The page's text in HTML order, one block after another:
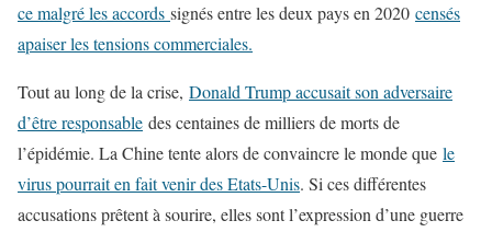
ce malgré les accords signés entre les deux pays en 2020 censés
apaiser les tensions commerciales.
Tout au long de la crise, Donald Trump accusait son adversaire
d’être responsable des centaines de milliers de morts de
l’épidémie. La Chine tente alors de convaincre le monde que le
virus pourrait en fait venir des Etats-Unis. Si ces différentes
accusations prêtent à sourire, elles sont l’expression d’une guerre